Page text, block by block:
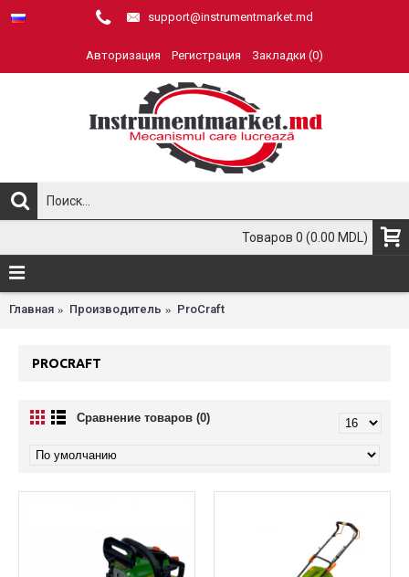
support@instrumentmarket.md
Авторизация Регистрация Закладки (0)
Товаров 0 (0.00 MDL)
Главная Производитель ProCraft
PROCRAFT
Сравнение товаров (0)